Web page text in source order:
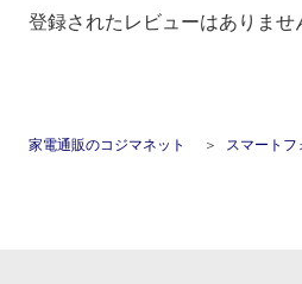
登録されたレビューはありませ
家電通販のコジマネット スマートフ